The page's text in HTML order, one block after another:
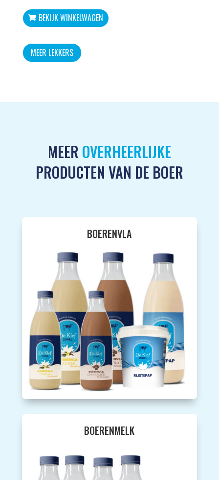
BEKIJK WINKELWAGEN
MEER LEKKERS
MEER OVERHEERLIJKE
PRODUCTEN VAN DE BOER
BOERENVLA
BOERENMELK